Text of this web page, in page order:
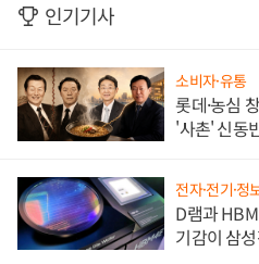
인기기사
소비자·유통
롯데·농심
'사촌' 신동
전자·전기·정
D램과
기감이 삼